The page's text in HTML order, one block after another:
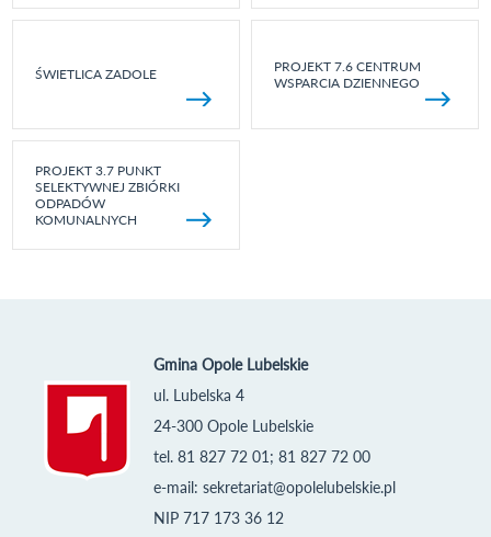
ŚWIETLICA ZADOLE
PROJEKT 7.6 CENTRUM
WSPARCIA DZIENNEGO
PROJEKT 3.7 PUNKT
SELEKTYWNEJ ZBIÓRKI
ODPADÓW
KOMUNALNYCH
Gmina Opole Lubelskie
ul. Lubelska 4
24-300 Opole Lubelskie
tel. 81 827 72 01; 81 827 72 00
e-mail: sekretariat@opolelubelskie.pl
NIP 717 173 36 12